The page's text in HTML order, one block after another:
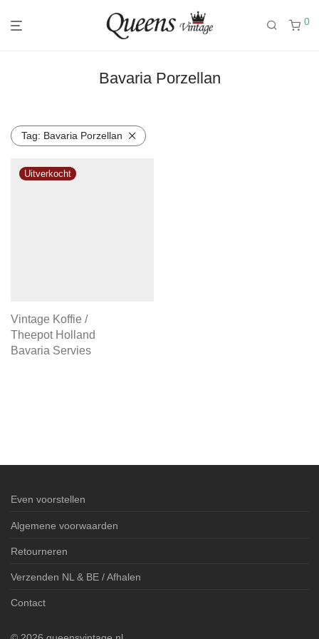
0
Bavaria Porzellan
Tag: Bavaria Porzellan
Vintage Koffie /
Theepot Holland
Bavaria Servies
Even voorstellen
Algemene voorwaarden
Retourneren
Verzenden NL & BE / Afhalen
Contact